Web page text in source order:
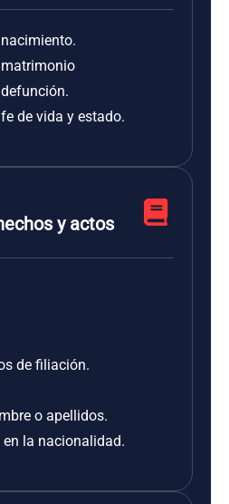
de vida y estado.
y actos
de filiación.
o apellidos.
la nacionalidad.